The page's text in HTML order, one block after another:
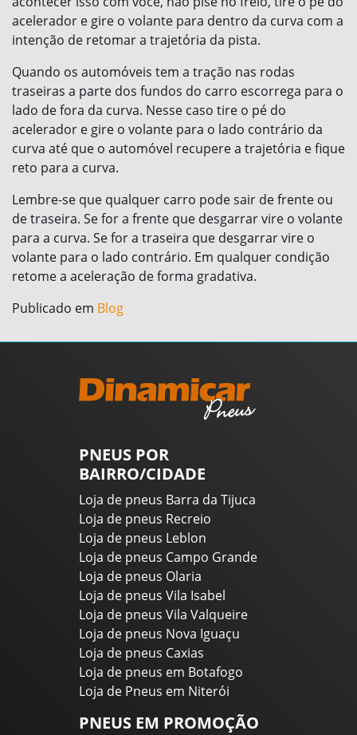
acelerador e gire o volante para dentro da curva com a
intenção de retomar a trajetória da pista.
Quando os automóveis tem a tração nas rodas
traseiras a parte dos fundos do carro escorrega para o
lado de fora da curva. Nesse caso tire o pé do
acelerador e gire o volante para o lado contrário da
curva até que o automóvel recupere a trajetória e fique
reto para a curva.
Lembre-se que qualquer carro pode sair de frente ou
de traseira. Se for a frente que desgarrar vire o volante
para a curva. Se for a traseira que desgarrar vire o
volante para o lado contrário. Em qualquer condição
retome a aceleração de forma gradativa.
Publicado em Blog
PNEUS POR
BAIRRO/CIDADE
Loja de pneus Barra da Tijuca
Loja de pneus Recreio
Loja de pneus Leblon
Loja de pneus Campo Grande
Loja de pneus Olaria
Loja de pneus Vila Isabel
Loja de pneus Vila Valqueire
Loja de pneus Nova Iguaçu
Loja de pneus Caxias
Loja de pneus em Botafogo
Loja de Pneus em Niterói
PNEUS EM PROMOÇÃO